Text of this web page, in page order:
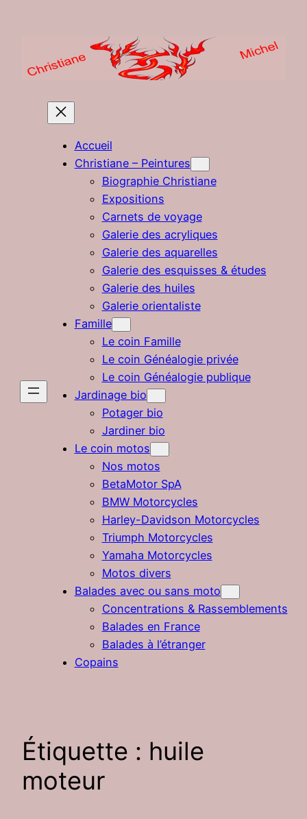
Accueil
Christiane – Peintures
Biographie Christiane
Expositions
Carnets de voyage
Galerie des acryliques
Galerie des aquarelles
Galerie des esquisses & études
Galerie des huiles
Galerie orientaliste
Famille
Le coin Famille
Le coin Généalogie privée
Le coin Généalogie publique
Jardinage bio
Potager bio
Jardiner bio
Le coin motos
Nos motos
BetaMotor SpA
BMW Motorcycles
Harley-Davidson Motorcycles
Triumph Motorcycles
Yamaha Motorcycles
Motos divers
Balades avec ou sans moto
Concentrations & Rassemblements
Balades en France
Balades à l’étranger
Copains
Étiquette : huile
moteur